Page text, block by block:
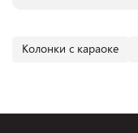
Колонки с караоке